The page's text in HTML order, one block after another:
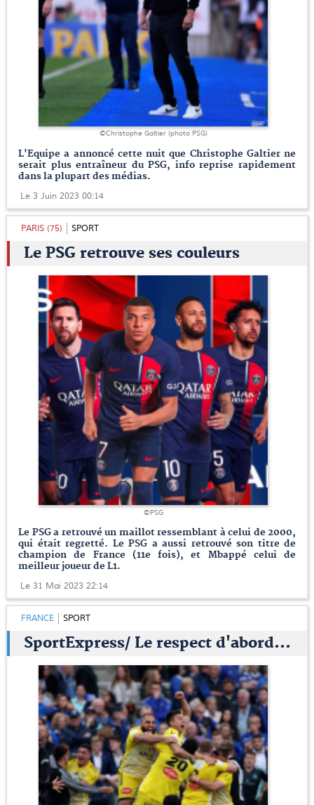
©Christophe Galtier (photo PSG)
L'Equipe a annoncé cette nuit que Christophe Galtier ne
serait plus entraîneur du PSG, info reprise rapidement
dans la plupart des médias.
Le 3 Juin 2023 00:14
PARIS (75) SPORT
Le PSG retrouve ses couleurs
©PSG
Le PSG a retrouvé un maillot ressemblant à celui de 2000,
qui était regretté. Le PSG a aussi retrouvé son titre de
champion de France (11e fois), et Mbappé celui de
meilleur joueur de L1.
Le 31 Mai 2023 22:14
FRANCE SPORT
SportExpress/ Le respect d'abord...